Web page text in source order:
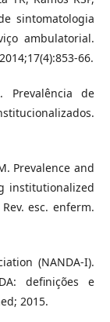
sintomatologia
ambulatorial.
66.
Prevalência de
Prevalence and
institutionalized
esc. enferm.
(NANDA-I).
definições e
2015.